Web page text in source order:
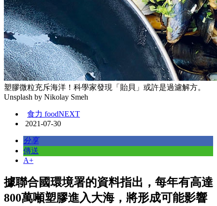
塑膠微粒充斥海洋！科學家發現「貽貝」或許是過濾解方。
Unsplash by Nikolay Smeh
食力 foodNEXT
2021-07-30
分享
傳送
A+
據聯合國環境署的資料指出，每年有高達
800萬噸塑膠進入大海，將形成可能影響